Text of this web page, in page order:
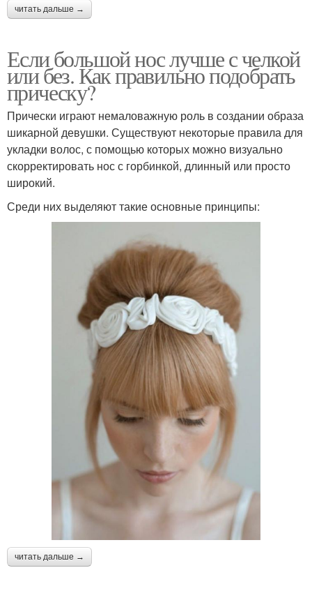
читать дальше →
Если большой нос лучше с челкой
или без. Как правильно подобрать
прическу?
Прически играют немаловажную роль в создании образа
шикарной девушки. Существуют некоторые правила для
укладки волос, с помощью которых можно визуально
скорректировать нос с горбинкой, длинный или просто
широкий.
Среди них выделяют такие основные принципы:
читать дальше →